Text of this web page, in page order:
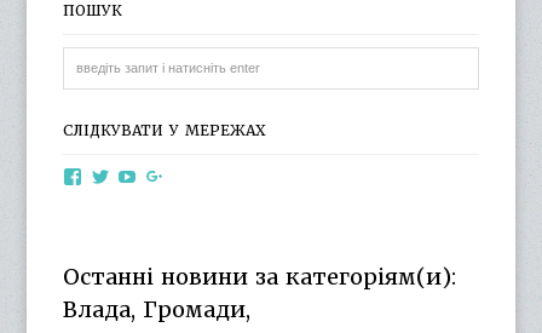
ПОШУК
СЛІДКУВАТИ У МЕРЕЖАХ
ViewViewView
YouTube
Останні новини за категоріям(и):
Влада, Громади,